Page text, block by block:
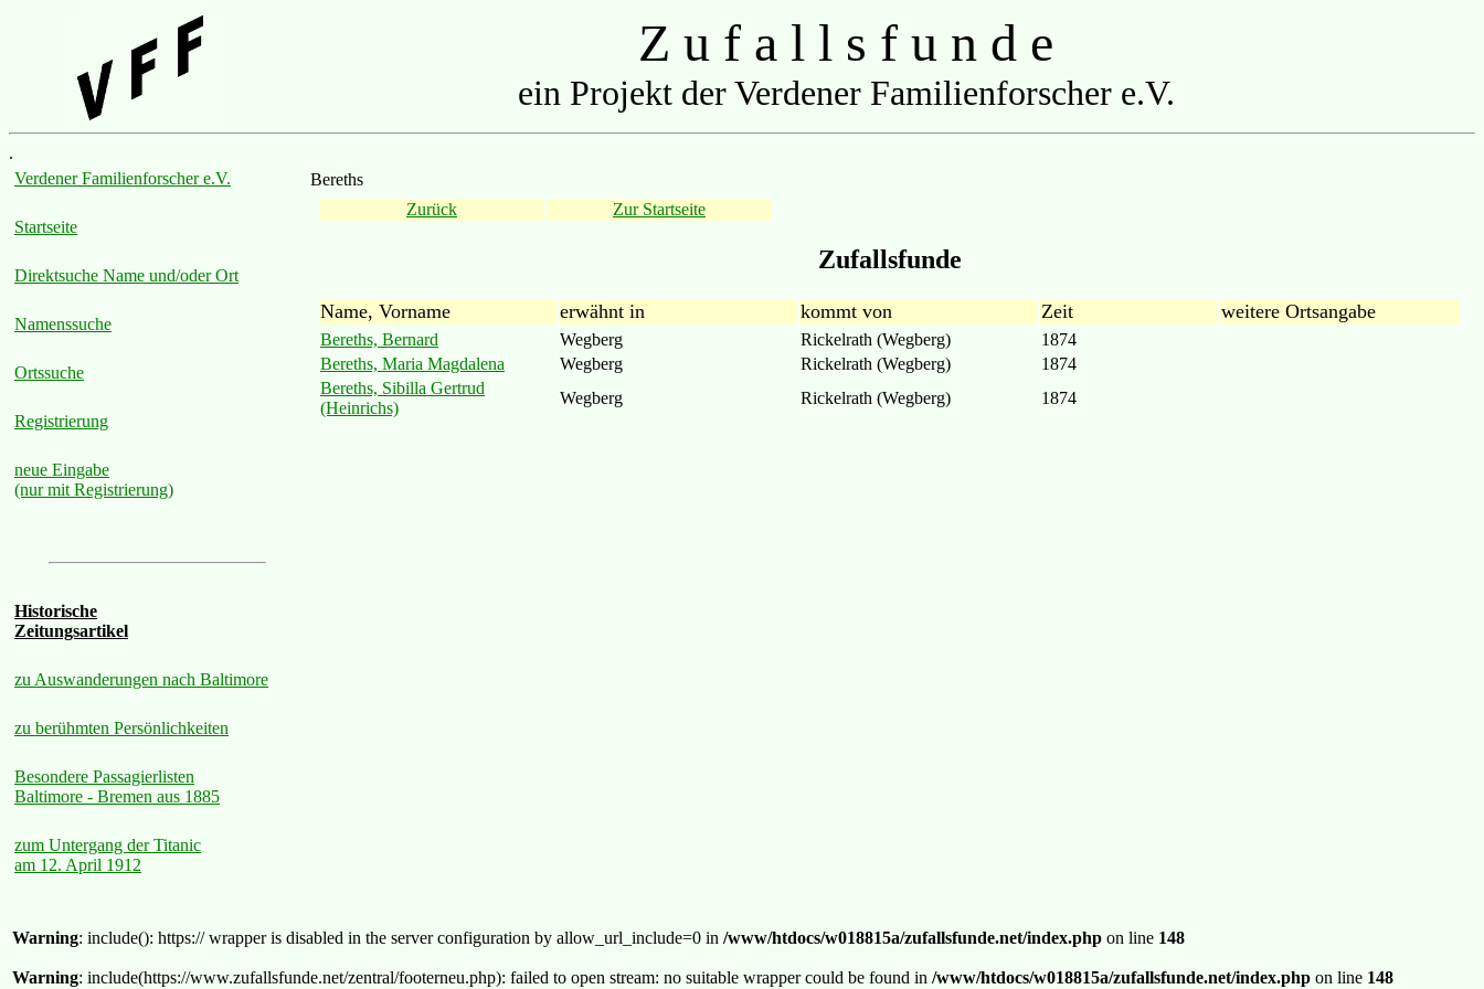
Z u f a l l s f u n d e
ein Projekt der Verdener Familienforscher e.V.
.
Verdener Familienforscher e.V.
Startseite
Direktsuche Name und/oder Ort
Namenssuche
Ortssuche
Registrierung
neue Eingabe
(nur mit Registrierung)
Historische
Zeitungsartikel
zu Auswanderungen nach Baltimore
zu berühmten Persönlichkeiten
Besondere Passagierlisten
Baltimore - Bremen aus 1885
zum Untergang der Titanic
am 12. April 1912
Bereths
Zurück
Zur Startseite
Zufallsfunde
Name, Vorname erwähnt in kommt von Zeit weitere Ortsangabe
Bereths, Bernard Wegberg Rickelrath (Wegberg)
1874
Bereths, Maria Magdalena
Wegberg Rickelrath (Wegberg)
1874
Bereths, Sibilla Gertrud
(Heinrichs)
Wegberg Rickelrath (Wegberg) 1874
Warning: include(): https:// wrapper is disabled in the server configuration by allow_url_include=0 in /www/htdocs/w018815a/zufallsfunde.net/index.php on line 148
Warning: include(https://www.zufallsfunde.net/zentral/footerneu.php): failed to open stream: no suitable wrapper could be found in /www/htdocs/w018815a/zufallsfunde.net/index.php on line 148